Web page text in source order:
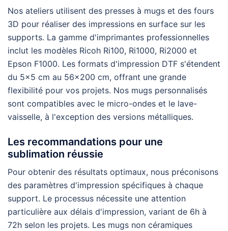
Nos ateliers utilisent des presses à mugs et des fours
3D pour réaliser des impressions en surface sur les
supports. La gamme d'imprimantes professionnelles
inclut les modèles Ricoh Ri100, Ri1000, Ri2000 et
Epson F1000. Les formats d'impression DTF s'étendent
du 5×5 cm au 56×200 cm, offrant une grande
flexibilité pour vos projets. Nos mugs personnalisés
sont compatibles avec le micro-ondes et le lave-
vaisselle, à l'exception des versions métalliques.
Les recommandations pour une
sublimation réussie
Pour obtenir des résultats optimaux, nous préconisons
des paramètres d'impression spécifiques à chaque
support. Le processus nécessite une attention
particulière aux délais d'impression, variant de 6h à
72h selon les projets. Les mugs non céramiques